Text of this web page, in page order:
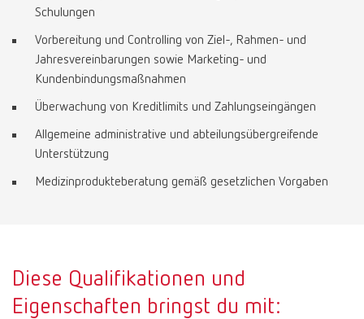
Schulungen
Vorbereitung und Controlling von Ziel-, Rahmen- und
Jahresvereinbarungen sowie Marketing- und
Kundenbindungsmaßnahmen
Überwachung von Kreditlimits und Zahlungseingängen
Allgemeine administrative und abteilungsübergreifende
Unterstützung
Medizinprodukteberatung gemäß gesetzlichen Vorgaben
Diese Qualifikationen und
Eigenschaften bringst du mit: